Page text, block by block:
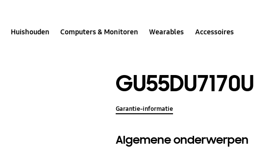
Huishouden Computers & Monitoren Wearables Accessoires
GU55DU7170U
Garantie-informatie
Algemene onderwerpen